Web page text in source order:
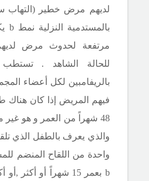
لديهم مرض خطير (التهاب
بالمستدمية النزلية نمطb
مرتفعة لحدوث مرض
للحالة الشاهد . تستطب
بالريفامبين لكل أعضاء
فيهم المريض إذا كان هناك
48 شهراً من العمر و هو
والذي يعرف بالطفل الذي
واحدة من اللقاح المنضم
b
بعمر 15 شهراً أو أكثر